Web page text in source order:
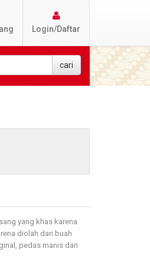
Login/Daftar
yang khas karena
diolah dari buah
pedas manis dan